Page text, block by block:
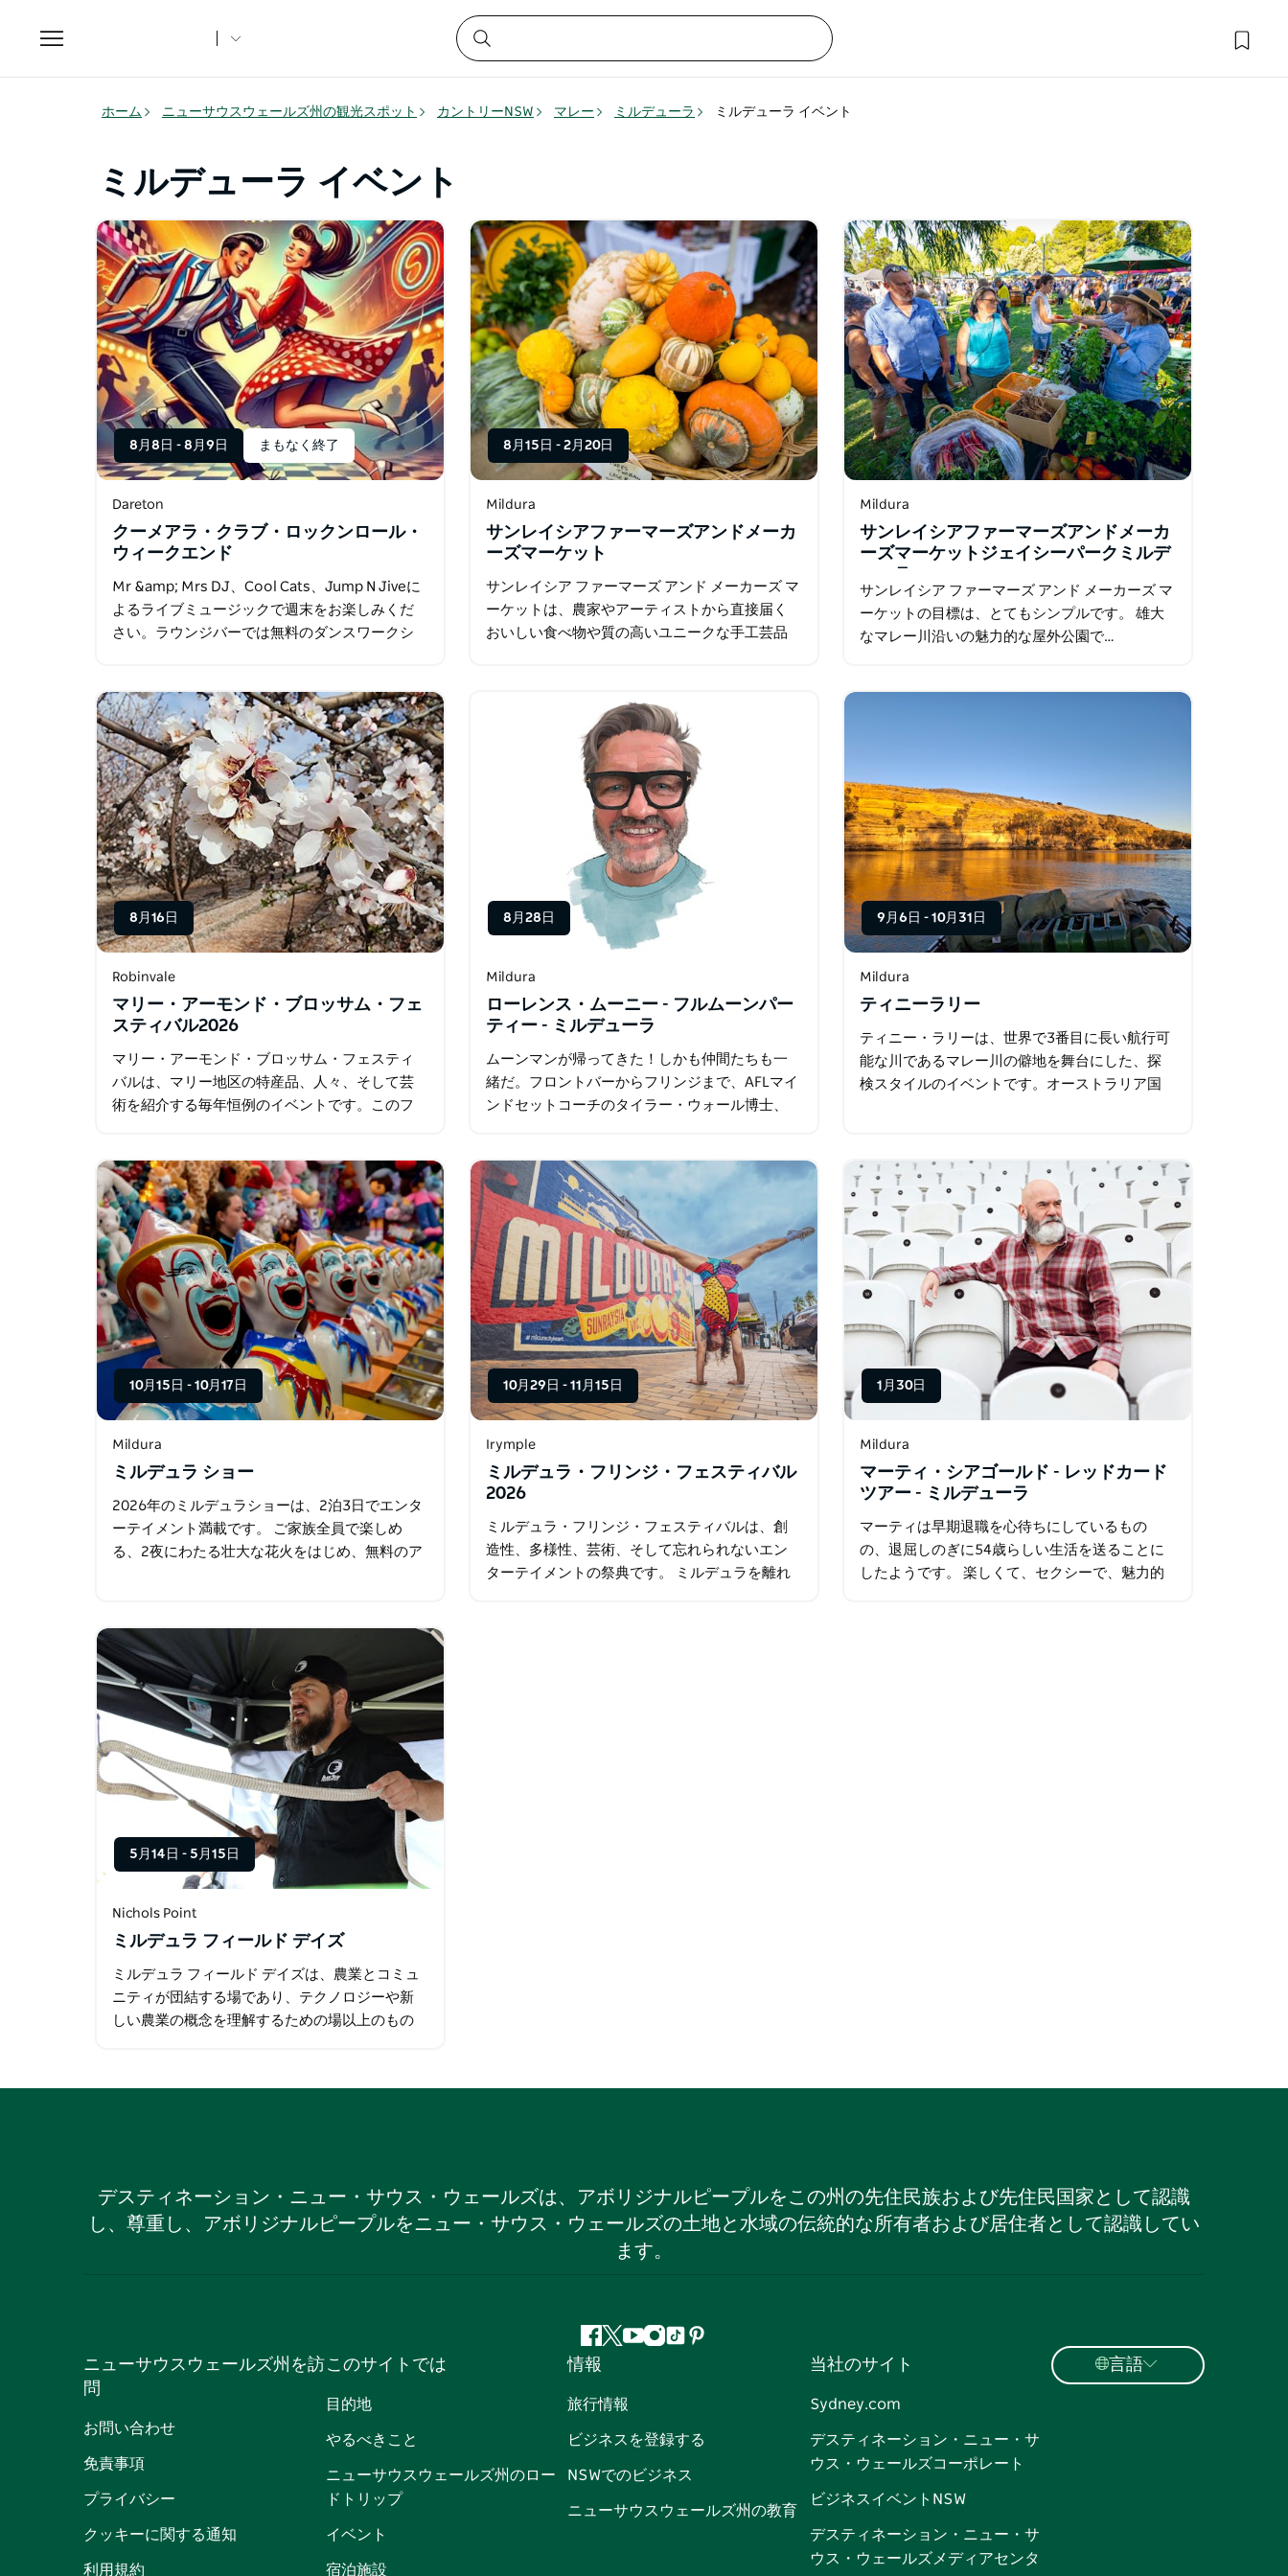
Toggle
navigation
ホーム ニューサウスウェールズ州の観光スポット カントリーNSW マレー ミルデューラ ミルデューラ イベント
ミルデューラ イベント
8月8日 - 8月9日 まもなく終了
Dareton
クーメアラ・クラブ・ロックンロール・
ウィークエンド
Mr &amp; Mrs DJ、Cool Cats、Jump N Jiveに
よるライブミュージックで週末をお楽しみくだ
さい。ラウンジバーでは無料のダンスワークシ
8月15日 - 2月20日
Mildura
サンレイシアファーマーズアンドメーカ
ーズマーケット
サンレイシア ファーマーズ アンド メーカーズ マ
ーケットは、農家やアーティストから直接届く
おいしい食べ物や質の高いユニークな手工芸品
Mildura
サンレイシアファーマーズアンドメーカ
ーズマーケットジェイシーパークミルデ
サンレイシア ファーマーズ アンド メーカーズ マ
ーケットの目標は、とてもシンプルです。 雄大
なマレー川沿いの魅力的な屋外公園で…
8月16日
Robinvale
マリー・アーモンド・ブロッサム・フェ
スティバル2026
マリー・アーモンド・ブロッサム・フェスティ
バルは、マリー地区の特産品、人々、そして芸
術を紹介する毎年恒例のイベントです。このフ
8月28日
Mildura
ローレンス・ムーニー - フルムーンパー
ティー - ミルデューラ
ムーンマンが帰ってきた！しかも仲間たちも一
緒だ。フロントバーからフリンジまで、AFLマイ
ンドセットコーチのタイラー・ウォール博士、
ァン、ギャビン…
9月6日 - 10月31日
Mildura
ティニーラリー
ティニー・ラリーは、世界で3番目に長い航行可
能な川であるマレー川の僻地を舞台にした、探
検スタイルのイベントです。オーストラリア国
10月15日 - 10月17日
Mildura
ミルデュラ ショー
2026年のミルデュラショーは、2泊3日でエンタ
ーテイメント満載です。 ご家族全員で楽しめ
る、2夜にわたる壮大な花火をはじめ、無料のア
10月29日 - 11月15日
Irymple
ミルデュラ・フリンジ・フェスティバル
2026
ミルデュラ・フリンジ・フェスティバルは、創
造性、多様性、芸術、そして忘れられないエン
ターテイメントの祭典です。 ミルデュラを離れ
1月30日
Mildura
マーティ・シアゴールド - レッドカード
ツアー - ミルデューラ
マーティは早期退職を心待ちにしているもの
の、退屈しのぎに54歳らしい生活を送ることに
したようです。 楽しくて、セクシーで、魅力的
5月14日 - 5月15日
Nichols Point
ミルデュラ フィールド デイズ
ミルデュラ フィールド デイズは、農業とコミュ
ニティが団結する場であり、テクノロジーや新
しい農業の概念を理解するための場以上のもの
デスティネーション・ニュー・サウス・ウェールズは、アボリジナルピープルをこの州の先住民族および先住民国家として認識
し、尊重し、アボリジナルピープルをニュー・サウス・ウェールズの土地と水域の伝統的な所有者および居住者として認識してい
ます。
フ
ェ
イ
ス
ブ
ッ
ツ
ッ
ー
ユ
ー
ブ
イ
グ
ラ
テ
ト
ピ
ス
ニューサウスウェールズ州を訪
問
お問い合わせ
免責事項
プライバシー
クッキーに関する通知
利用規約
このサイトでは
目的地
やるべきこと
ニューサウスウェールズ州のロー
ドトリップ
イベント
宿泊施設
情報
旅行情報
ビジネスを登録する
NSWでのビジネス
ニューサウスウェールズ州の教育
当社のサイト
Sydney.com
デスティネーション・ニュー・サ
ウス・ウェールズコーポレート
ビジネスイベントNSW
デスティネーション・ニュー・サ
ウス・ウェールズメディアセンタ
言語